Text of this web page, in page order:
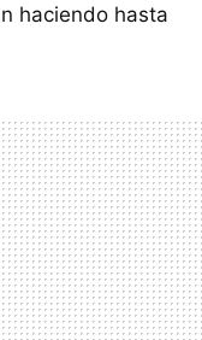
haciendo hasta